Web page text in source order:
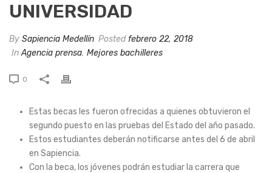
UNIVERSIDAD
By Sapiencia Medellín Postedfebrero 22, 2018
InAgencia prensa, Mejores bachilleres
0
Estas becas les fueron ofrecidas a quienes obtuvieron el
segundo puesto en las pruebas del Estado del año pasado.
Estos estudiantes deberán notificarse antes del 6 de abril
en Sapiencia.
Con la beca, los jóvenes podrán estudiar la carrera que